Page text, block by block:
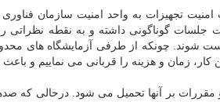
تجهیزات به واحد امنیت سازمان فناوری
گوناگونی داشته و به نقطه نظراتی
شوند. چونکه از طرفی آزمایشگاه های
زمان و هزینه را قربانی می نماییم و باعث
و مقررات بر آنها تحمیل می شود. درحالی که